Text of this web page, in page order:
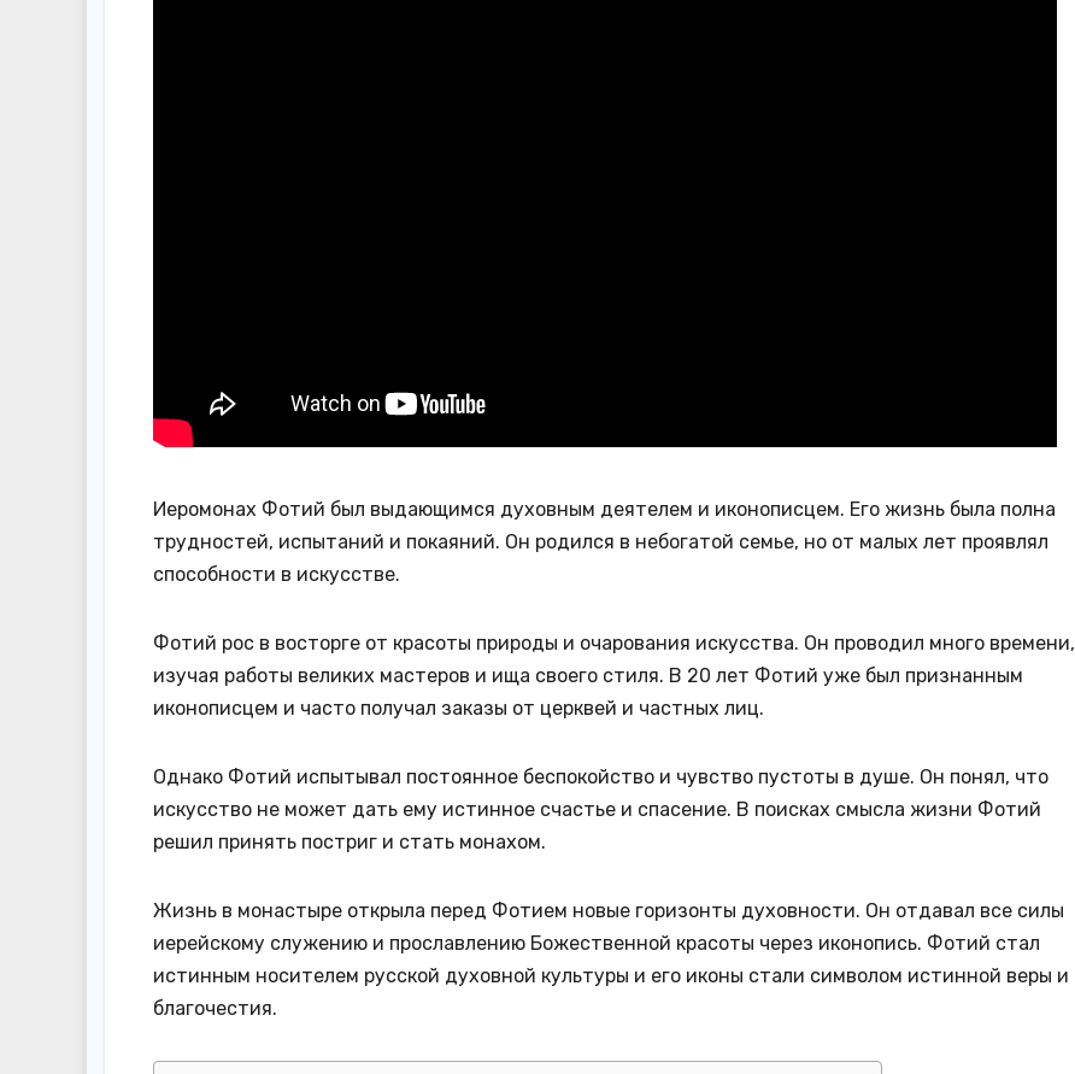
Иеромонах Фотий был выдающимся духовным деятелем и иконописцем. Его жизнь была полна
трудностей, испытаний и покаяний. Он родился в небогатой семье, но от малых лет проявлял
способности в искусстве.
Фотий рос в восторге от красоты природы и очарования искусства. Он проводил много времени,
изучая работы великих мастеров и ища своего стиля. В 20 лет Фотий уже был признанным
иконописцем и часто получал заказы от церквей и частных лиц.
Однако Фотий испытывал постоянное беспокойство и чувство пустоты в душе. Он понял, что
искусство не может дать ему истинное счастье и спасение. В поисках смысла жизни Фотий
решил принять постриг и стать монахом.
Жизнь в монастыре открыла перед Фотием новые горизонты духовности. Он отдавал все силы
иерейскому служению и прославлению Божественной красоты через иконопись. Фотий стал
истинным носителем русской духовной культуры и его иконы стали символом истинной веры и
благочестия.